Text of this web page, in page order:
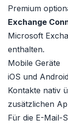
Premium
Exchange
Microsoft
enthalten.
Mobile Geräte
iOS und
Kontakte nativ
zusätzlichen
Für die E-Mail-